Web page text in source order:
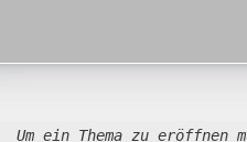
Um ein Thema zu